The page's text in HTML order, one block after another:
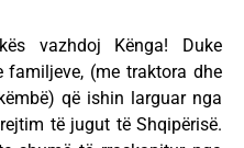
vazhdoj Kënga! Duke
(me traktora dhe
që ishin larguar nga
të jugut të Shqipërisë.